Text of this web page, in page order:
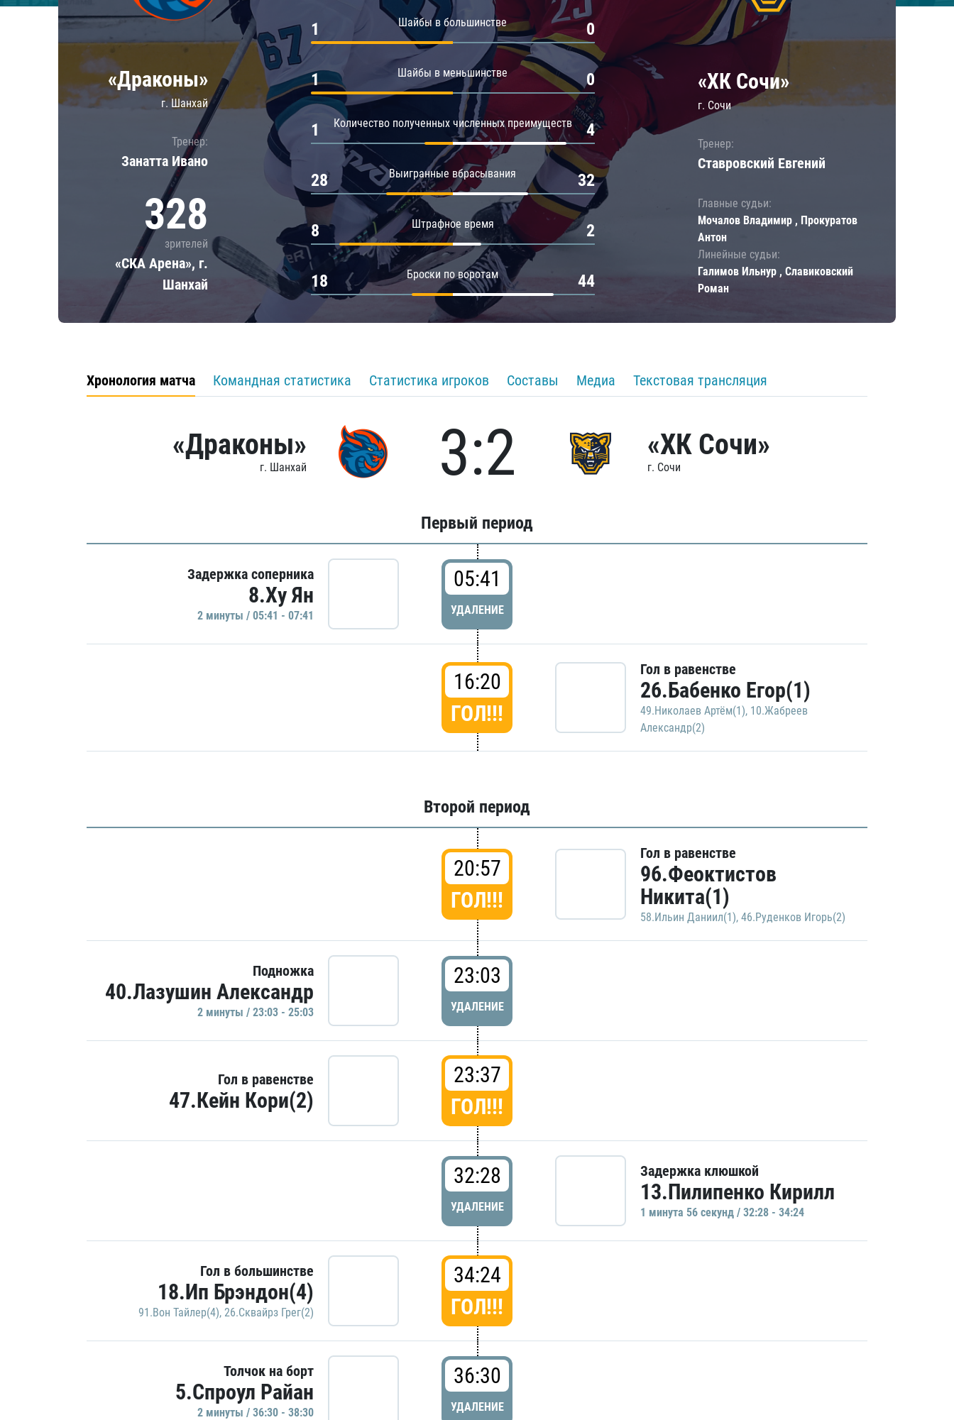
Локомотив
Шанхайские Драконы
Амур
Барыс
Салават Юлаев
«Драконы»
г. Шанхай
Тренер:
Занатта Иванo
328
зрителей
«СКА Арена», г.
Шанхай
Шайбы в большинстве
1 0
Шайбы в меньшинстве
1 0
Количество полученных численных преимуществ
1 4
Выигранные вбрасывания
28 32
Штрафное время
8 2
Броски по воротам
18 44
«ХК Сочи»
г. Сочи
Тренер:
Ставровский Евгений
Главные судьи:
Мочалов Владимир , Прокуратов
Антон
Линейные судьи:
Галимов Ильнур , Славиковский
Роман
Хронология матча Командная статистика Статистика игроков Составы Медиа Текстовая трансляция
«Драконы»
г. Шанхай 3:2 «ХК Сочи»
г. Сочи
Первый период
Задержка соперника
8.Ху Ян
2 минуты / 05:41 - 07:41
05:41
УДАЛЕНИЕ
16:20
ГОЛ!!!
Гол в равенстве
26.Бабенко Егор(1)
49.Николаев Артём(1), 10.Жабреев
Александр(2)
Второй период
20:57
ГОЛ!!!
Гол в равенстве
96.Феоктистов
Никита(1)
58.Ильин Даниил(1), 46.Руденков Игорь(2)
Подножка
40.Лазушин Александр
2 минуты / 23:03 - 25:03
23:03
УДАЛЕНИЕ
Гол в равенстве
47.Кейн Кори(2)
23:37
ГОЛ!!!
32:28
УДАЛЕНИЕ
Задержка клюшкой
13.Пилипенко Кирилл
1 минутa 56 секунд / 32:28 - 34:24
Гол в большинстве
18.Ип Брэндон(4)
91.Вон Тайлер(4), 26.Сквайрз Грег(2)
34:24
ГОЛ!!!
Толчок на борт
5.Спроул Райан
2 минуты / 36:30 - 38:30
36:30
УДАЛЕНИЕ